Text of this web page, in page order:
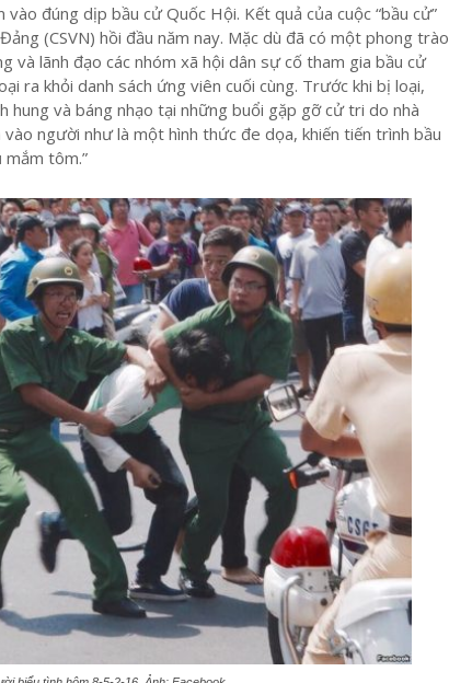
đúng dịp bầu cử Quốc Hội. Kết quả của cuộc “bầu cử”
(CSVN) hồi đầu năm nay. Mặc dù đã có một phong trào
và lãnh đạo các nhóm xã hội dân sự cố tham gia bầu cử
ra khỏi danh sách ứng viên cuối cùng. Trước khi bị loại,
hung và báng nhạo tại những buổi gặp gỡ cử tri do nhà
người như là một hình thức đe dọa, khiến tiến trình bầu
mắm tôm.”